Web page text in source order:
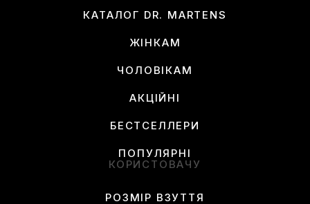
КАТАЛОГ DR. MARTENS
ЖІНКАМ
ЧОЛОВІКАМ
АКЦІЙНІ
БЕСТСЕЛЛЕРИ
ПОПУЛЯРНІ
КОРИСТОВАЧУ
РОЗМІР ВЗУТТЯ